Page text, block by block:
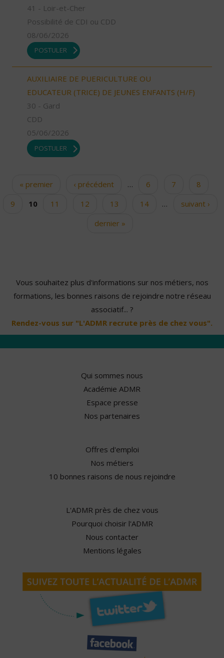
41 - Loir-et-Cher
Possibilité de CDI ou CDD
08/06/2026
POSTULER
AUXILIAIRE DE PUERICULTURE OU
EDUCATEUR (TRICE) DE JEUNES ENFANTS (H/F)
30 - Gard
CDD
05/06/2026
POSTULER
Pages« premier ‹ précédent … 6 7
8
9
10 11 12 13 14 …
suivant ›
dernier »
Vous souhaitez plus d'informations sur nos métiers, nos
formations, les bonnes raisons de rejoindre notre réseau
associatif... ?
Rendez-vous sur "L'ADMR recrute près de chez vous".
Qui sommes nous
Académie ADMR
Espace presse
Nos partenaires
Offres d'emploi
Nos métiers
10 bonnes raisons de nous rejoindre
L'ADMR près de chez vous
Pourquoi choisir l'ADMR
Nous contacter
Mentions légales